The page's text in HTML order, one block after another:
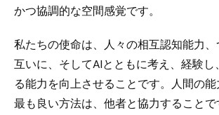
かつ協調的な空間感覚です。
私たちの使命は、人々の相互認知能力
互いに、そしてAIとともに考え、経験し
る能力を向上させることです。人間の
最も良い方法は、他者と協力することで